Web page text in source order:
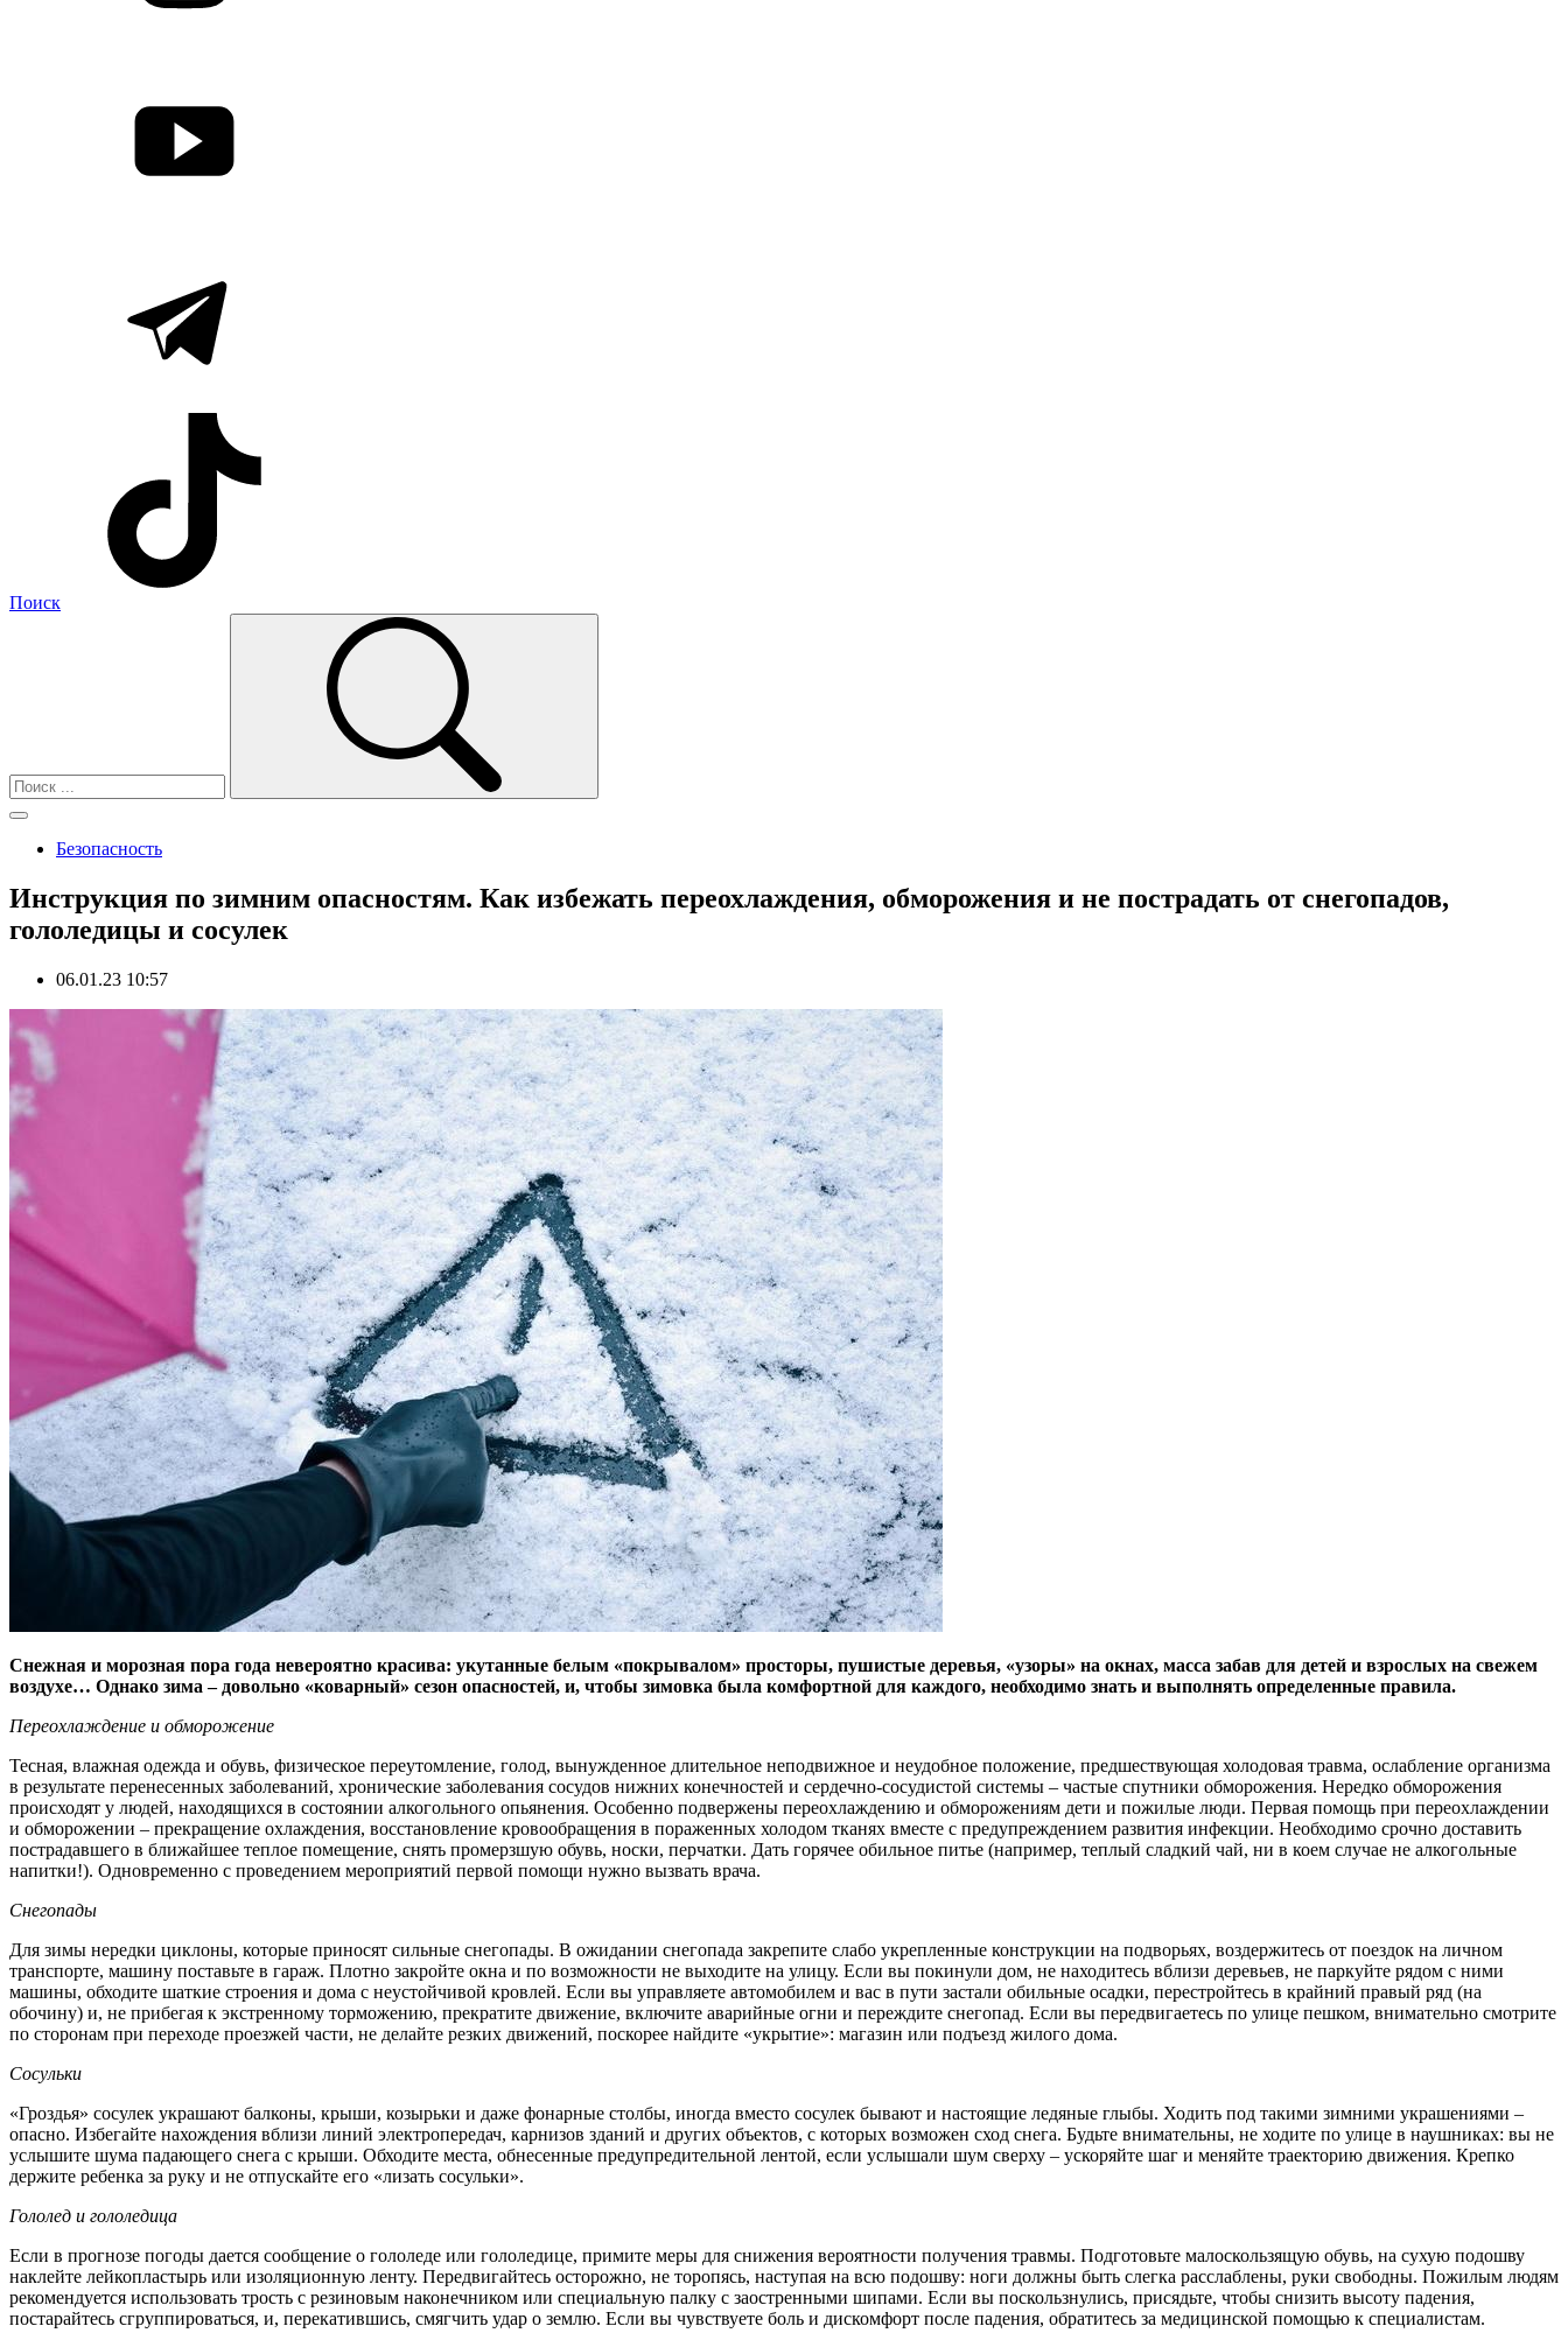
Поиск
Безопасность
Инструкция по зимним опасностям. Как избежать переохлаждения, обморожения и не пострадать от снегопадов,
гололедицы и сосулек
06.01.23 10:57
Снежная и морозная пора года невероятно красива: укутанные белым «покрывалом» просторы, пушистые деревья, «узоры» на окнах, масса забав для детей и взрослых на свежем
воздухе… Однако зима – довольно «коварный» сезон опасностей, и, чтобы зимовка была комфортной для каждого, необходимо знать и выполнять определенные правила.
Переохлаждение и обморожение
Тесная, влажная одежда и обувь, физическое переутомление, голод, вынужденное длительное неподвижное и неудобное положение, предшествующая холодовая травма, ослабление организма
в результате перенесенных заболеваний, хронические заболевания сосудов нижних конечностей и сердечно-сосудистой системы – частые спутники обморожения. Нередко обморожения
происходят у людей, находящихся в состоянии алкогольного опьянения. Особенно подвержены переохлаждению и обморожениям дети и пожилые люди. Первая помощь при переохлаждении
и обморожении – прекращение охлаждения, восстановление кровообращения в пораженных холодом тканях вместе с предупреждением развития инфекции. Необходимо срочно доставить
пострадавшего в ближайшее теплое помещение, снять промерзшую обувь, носки, перчатки. Дать горячее обильное питье (например, теплый сладкий чай, ни в коем случае не алкогольные
напитки!). Одновременно с проведением мероприятий первой помощи нужно вызвать врача.
Снегопады
Для зимы нередки циклоны, которые приносят сильные снегопады. В ожидании снегопада закрепите слабо укрепленные конструкции на подворьях, воздержитесь от поездок на личном
транспорте, машину поставьте в гараж. Плотно закройте окна и по возможности не выходите на улицу. Если вы покинули дом, не находитесь вблизи деревьев, не паркуйте рядом с ними
машины, обходите шаткие строения и дома с неустойчивой кровлей. Если вы управляете автомобилем и вас в пути застали обильные осадки, перестройтесь в крайний правый ряд (на
обочину) и, не прибегая к экстренному торможению, прекратите движение, включите аварийные огни и переждите снегопад. Если вы передвигаетесь по улице пешком, внимательно смотрите
по сторонам при переходе проезжей части, не делайте резких движений, поскорее найдите «укрытие»: магазин или подъезд жилого дома.
Сосульки
«Гроздья» сосулек украшают балконы, крыши, козырьки и даже фонарные столбы, иногда вместо сосулек бывают и настоящие ледяные глыбы. Ходить под такими зимними украшениями –
опасно. Избегайте нахождения вблизи линий электропередач, карнизов зданий и других объектов, с которых возможен сход снега. Будьте внимательны, не ходите по улице в наушниках: вы не
услышите шума падающего снега с крыши. Обходите места, обнесенные предупредительной лентой, если услышали шум сверху – ускоряйте шаг и меняйте траекторию движения. Крепко
держите ребенка за руку и не отпускайте его «лизать сосульки».
Гололед и гололедица
Если в прогнозе погоды дается сообщение о гололеде или гололедице, примите меры для снижения вероятности получения травмы. Подготовьте малоскользящую обувь, на сухую подошву
наклейте лейкопластырь или изоляционную ленту. Передвигайтесь осторожно, не торопясь, наступая на всю подошву: ноги должны быть слегка расслаблены, руки свободны. Пожилым людям
рекомендуется использовать трость с резиновым наконечником или специальную палку с заостренными шипами. Если вы поскользнулись, присядьте, чтобы снизить высоту падения,
постарайтесь сгруппироваться, и, перекатившись, смягчить удар о землю. Если вы чувствуете боль и дискомфорт после падения, обратитесь за медицинской помощью к специалистам.